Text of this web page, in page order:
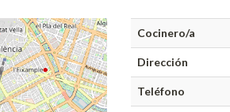
Cocinero/a
Dirección
Teléfono